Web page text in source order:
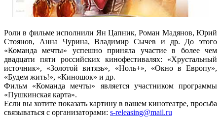
Роли в фильме исполнили Ян Цапник, Роман Мадянов, Юрий
Стоянов, Анна Чурина, Владимир Сычев и др. До этого
«Команда мечты» успешно приняла участие в более чем
двадцати пяти российских кинофестивалях: «Хрустальный
источник», «Золотой витязь», «Ноль+», «Окно в Европу»,
«Будем жить!», «Киношок» и др.
Фильм «Команда мечты» является участником программы
«Пушкинская карта».
Если вы хотите показать картину в вашем кинотеатре, просьба
связываться с организаторами: s-releasing@mail.ru